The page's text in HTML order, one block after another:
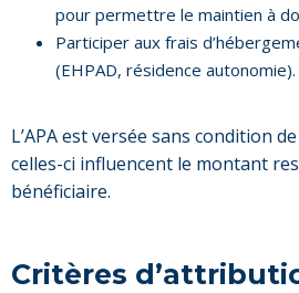
pour permettre le maintien à
Participer aux frais
(EHPAD, résidence autonomie).
L’APA est versée sans condition
celles-ci influencent le montant
bénéficiaire.
Critères